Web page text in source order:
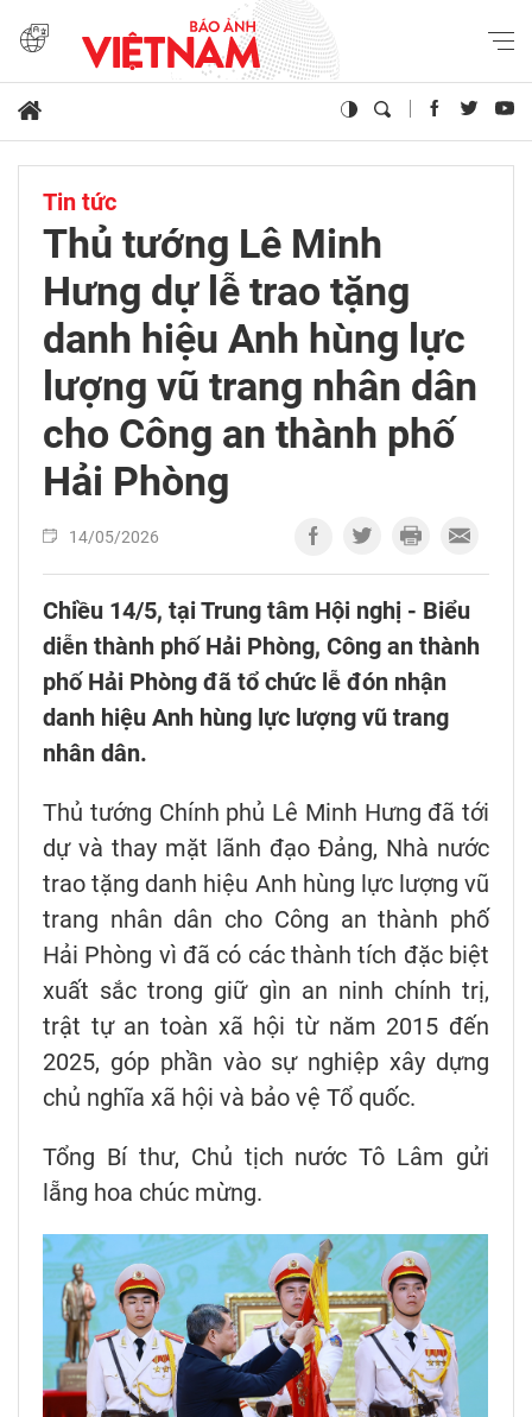
Tin tức
Thủ tướng Lê Minh
Hưng dự lễ trao tặng
danh hiệu Anh hùng lực
lượng vũ trang nhân dân
cho Công an thành phố
Hải Phòng
14/05/2026
Chiều 14/5, tại Trung tâm Hội nghị - Biểu
diễn thành phố Hải Phòng, Công an thành
phố Hải Phòng đã tổ chức lễ đón nhận
danh hiệu Anh hùng lực lượng vũ trang
nhân dân.
Thủ tướng Chính phủ Lê Minh Hưng đã tới
dự và thay mặt lãnh đạo Đảng, Nhà nước
trao tặng danh hiệu Anh hùng lực lượng vũ
trang nhân dân cho Công an thành phố
Hải Phòng vì đã có các thành tích đặc biệt
xuất sắc trong giữ gìn an ninh chính trị,
trật tự an toàn xã hội từ năm 2015 đến
2025, góp phần vào sự nghiệp xây dựng
chủ nghĩa xã hội và bảo vệ Tổ quốc.
Tổng Bí thư, Chủ tịch nước Tô Lâm gửi
lẵng hoa chúc mừng.